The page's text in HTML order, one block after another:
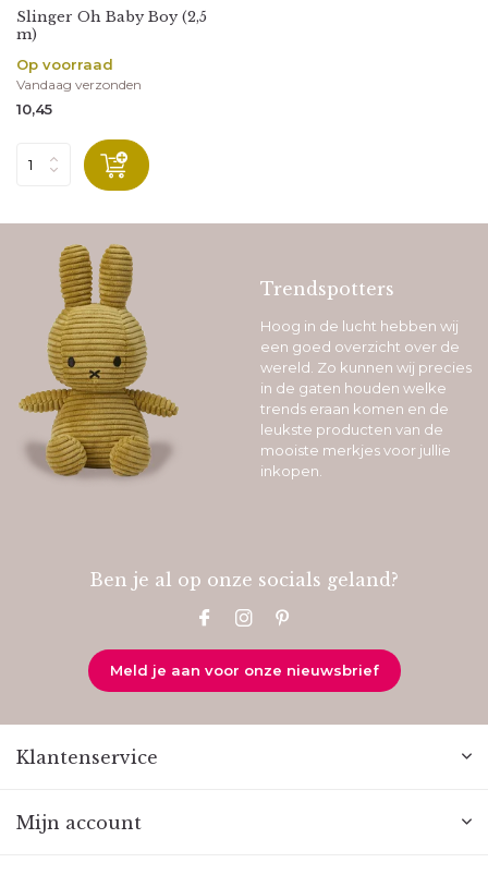
Slinger Oh Baby Boy (2,5
m)
Op voorraad
Vandaag verzonden
10,45
Trendspotters
Hoog in de lucht hebben wij
een goed overzicht over de
wereld. Zo kunnen wij precies
in de gaten houden welke
trends eraan komen en de
leukste producten van de
mooiste merkjes voor jullie
inkopen.
Ben je al op onze socials geland?
Meld je aan voor onze nieuwsbrief
Klantenservice
Mijn account